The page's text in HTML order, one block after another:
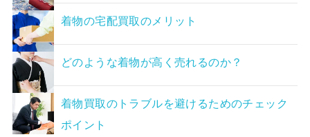
着物の宅配買取のメリット
どのような着物が高く売れるのか？
着物買取のトラブルを避けるためのチェック
ポイント